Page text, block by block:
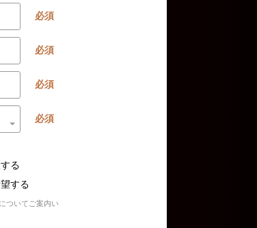
必須
必須
必須
必須
る
する
ついてご案内い